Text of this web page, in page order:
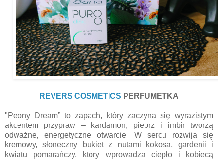
REVERS COSMETICS PERFUMETKA
"Peony Dream” to zapach, który zaczyna się wyrazistym
akcentem przypraw – kardamon, pieprz i imbir tworzą
odważne, energetyczne otwarcie. W sercu rozwija się
kremowy, słoneczny bukiet z nutami kokosa, gardenii i
kwiatu pomarańczy, który wprowadza ciepło i kobiecą